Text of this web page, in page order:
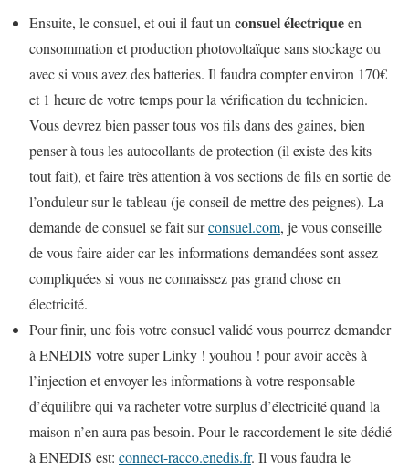
Ensuite, le consuel, et oui il faut un consuel électriqueen
consommation et production photovoltaïque sans stockage ou
avec si vous avez des batteries. Il faudra compter environ 170€
et 1 heure de votre temps pour la vérification du technicien.
Vous devrez bien passer tous vos fils dans des gaines, bien
penser à tous les autocollants de protection (il existe des kits
tout fait), et faire très attention à vos sections de fils en sortie de
l’onduleur sur le tableau (je conseil de mettre des peignes). La
demande de consuel se fait surconsuel.com, je vous conseille
de vous faire aider car les informations demandées sont assez
compliquées si vous ne connaissez pas grand chose en
électricité.
Pour finir, une fois votre consuel validé vous pourrez demander
à ENEDIS votre super Linky ! youhou ! pour avoir accès à
l’injection et envoyer les informations à votre responsable
d’équilibre qui va racheter votre surplus d’électricité quand la
maison n’en aura pas besoin. Pour le raccordement le site dédié
à ENEDIS est: connect-racco.enedis.fr. Il vous faudra le